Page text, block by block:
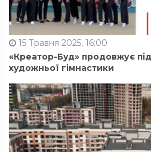
15 Травня 2025, 16:00
«Креатор-Буд» продовжує
художньої гімнастики